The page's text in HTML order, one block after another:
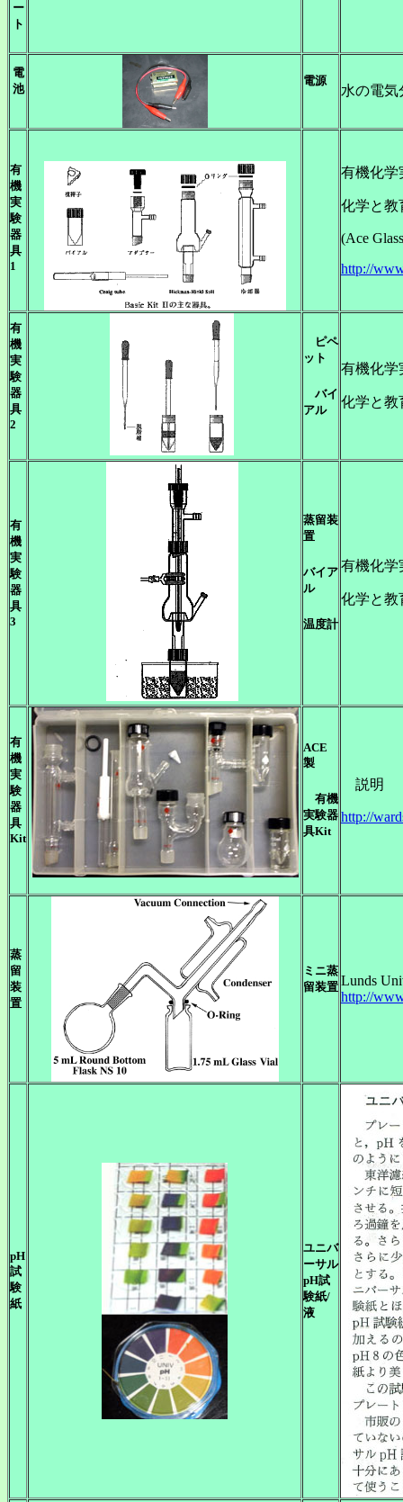
ー
ト
電
池
電源
水の電気
有
機
実
験
器
具
1
有機化学
化学と
(Ace
http://
有
機
実
験
器
具
2
ピペ
ット
バイ
アル
有機化学
化学と
有
機
実
験
器
具
3
蒸留装
置
バイア
ル
温度計
有機化学
化学と
有
機
実
験
器
具
Kit
ACE
製
有機
実験器
具Kit
説明
http://
蒸
留
装
置
ミニ蒸
留装置 Lunds
http://
pH
試
験
紙
ユニバ
ーサル
pH試
験紙/
液